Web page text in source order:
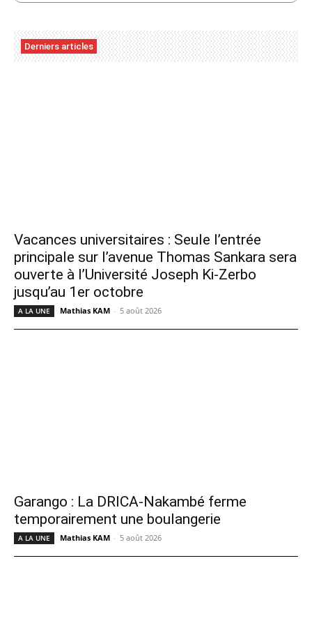
Derniers articles
Vacances universitaires : Seule l’entrée
principale sur l’avenue Thomas Sankara sera
ouverte à l’Université Joseph Ki-Zerbo
jusqu’au 1er octobre
A LA UNE Mathias KAM - 5 août 2026
Garango : La DRICA-Nakambé ferme
temporairement une boulangerie
A LA UNE Mathias KAM - 5 août 2026